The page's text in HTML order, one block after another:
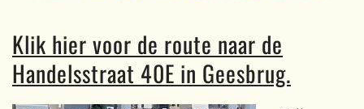
Klik hier voor de route naar de
Handelsstraat 40E in Geesbrug.